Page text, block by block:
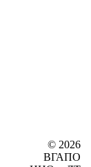
© 2026
ВГАПО